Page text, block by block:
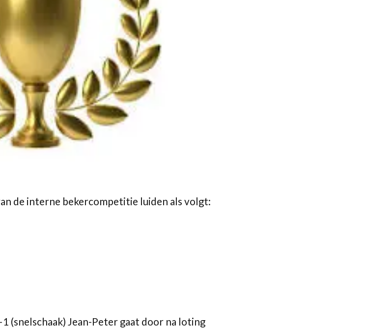
de interne bekercompetitie luiden als volgt:
(snelschaak) Jean-Peter gaat door na loting